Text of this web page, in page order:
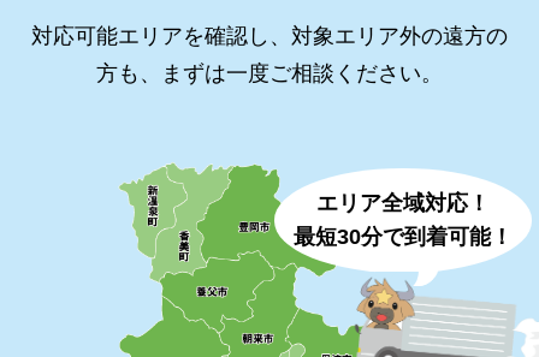
対応可能エリアを確認し、対象エリア外の遠方の
方も、まずは一度ご相談ください。
エリア全域対応！
最短30分で到着可能！